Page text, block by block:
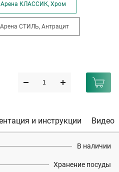
Арена КЛАССИК, Хром
Арена СТИЛЬ, Антрацит
и инструкции Видео
В наличии
Хранение посуды